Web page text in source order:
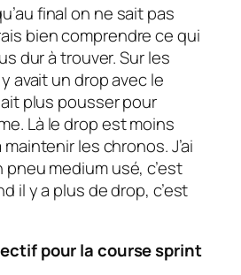
final on ne sait pas
bien comprendre ce qui
dur à trouver. Sur les
avait un drop avec le
plus pousser pour
Là le drop est moins
maintenir les chronos. J’ai
pneu medium usé, c’est
il y a plus de drop, c’est
pour la course sprint